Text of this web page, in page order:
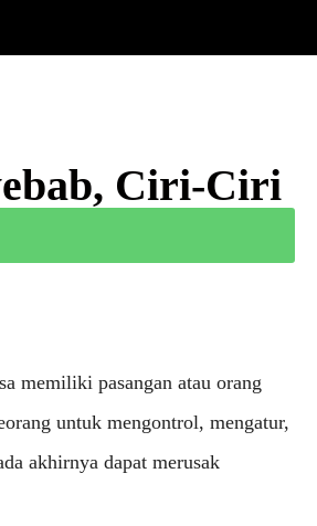
Ciri-Ciri
memiliki pasangan atau orang
untuk mengontrol, mengatur,
akhirnya dapat merusak